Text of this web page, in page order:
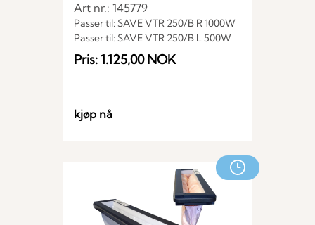
Art nr.: 145779
Passer til: SAVE VTR 250/B R 1000W
Passer til: SAVE VTR 250/B L 500W
Passer til: SAVE VTR 250/B R
Passer til: SAVE VTR 250/B L
Pris: 1.125,00 NOK
kjøp nå